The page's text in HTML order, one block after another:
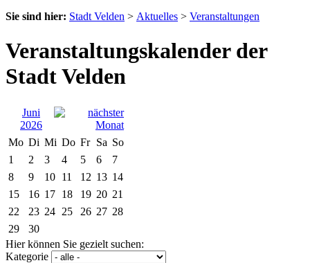
Sie sind hier: Stadt Velden > Aktuelles > Veranstaltungen
Veranstaltungskalender der
Stadt Velden
Juni
2026
Mo Di Mi Do Fr Sa So
1
2 3 4 5 6
7
8
9 10 11 12 13 14
15
16 17 18 19 20 21
22
23 24 25 26 27 28
29
30
Hier können Sie gezielt suchen:
Kategorie